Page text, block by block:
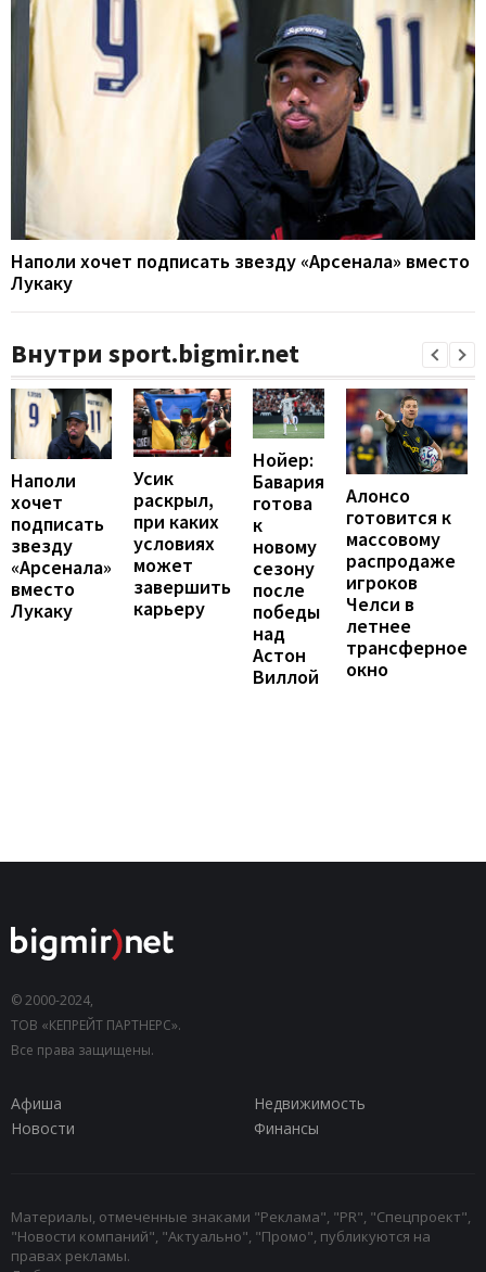
Наполи хочет подписать звезду «Арсенала» вместо
Лукаку
Внутри sport.bigmir.net
Наполи
хочет
подписать
звезду
«Арсенала»
вместо
Лукаку
Усик
раскрыл,
при каких
условиях
может
завершить
карьеру
Нойер:
Бавария
готова
к
новому
сезону
после
победы
над
Астон
Виллой
Алонсо
готовится к
массовому
распродаже
игроков
Челси в
летнее
трансферное
окно
© 2000-2024,
ТОВ «КЕПРЕЙТ ПАРТНЕРС».
Все права защищены.
Афиша
Недвижимость
Новости
Финансы
Материалы, отмеченные знаками "Реклама", "PR", "Спецпроект",
"Новости компаний", "Актуально", "Промо", публикуются на
правах рекламы.